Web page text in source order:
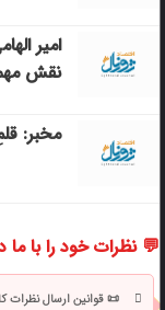
امیر
نقش
مخبر:
💬 نظرات خود را با ما
📜 قوانین ارسال نظرات